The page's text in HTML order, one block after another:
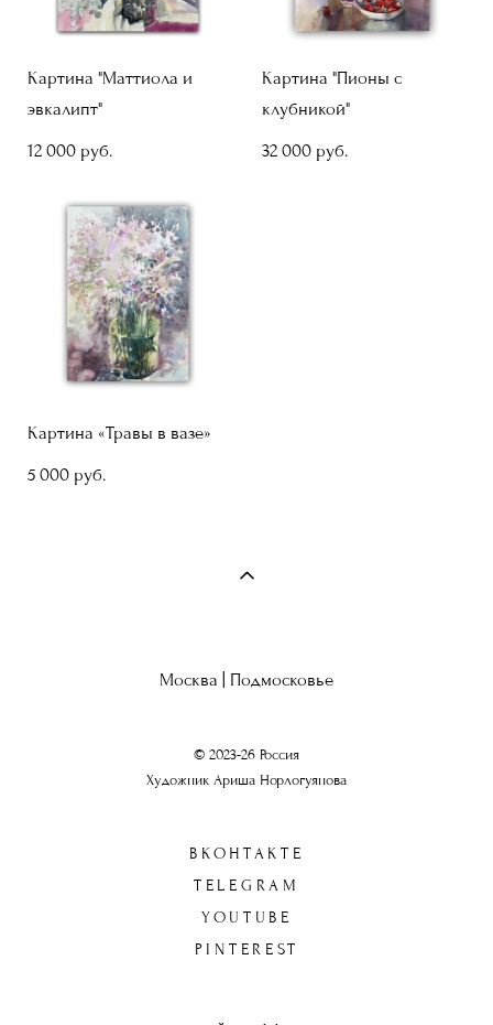
Картина "Маттиола и
эвкалипт"
12 000 pуб.
Картина "Пионы с
клубникой"
32 000 pуб.
Картина «Травы в вазе»
5 000 pуб.
Москва | Подмосковье
© 2023-26 Россия
Художник Ариша Норлогуянова
ВКОНТАКТЕ
TELEGRAM
YOUTUBE
PINTEREST